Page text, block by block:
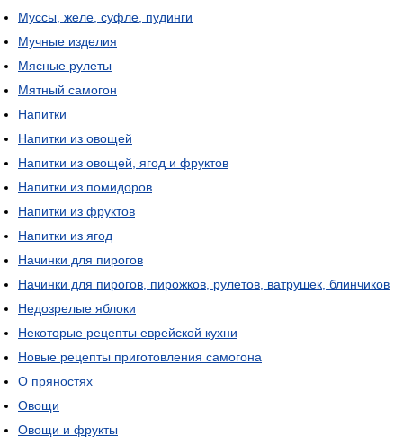
Муссы, желе, суфле, пудинги
Мучные изделия
Мясные рулеты
Мятный самогон
Напитки
Напитки из овощей
Напитки из овощей, ягод и фруктов
Напитки из помидоров
Напитки из фруктов
Напитки из ягод
Начинки для пирогов
Начинки для пирогов, пирожков, рулетов, ватрушек, блинчиков
Недозрелые яблоки
Некоторые рецепты еврейской кухни
Новые рецепты приготовления самогона
О пряностях
Овощи
Овощи и фрукты